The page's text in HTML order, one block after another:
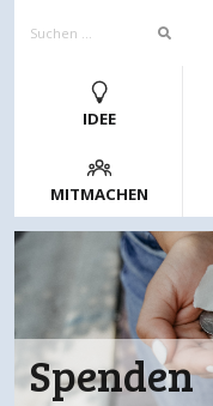
IDEE
MITMACHEN
Spenden